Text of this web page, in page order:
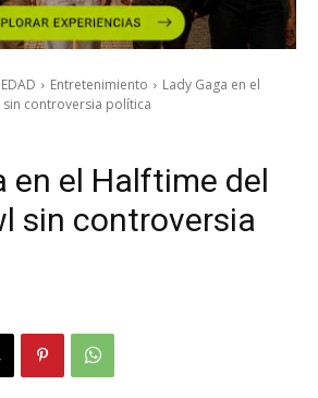
Entretenimiento
Lady Gaga en el
controversia política
en el Halftime del
sin controversia